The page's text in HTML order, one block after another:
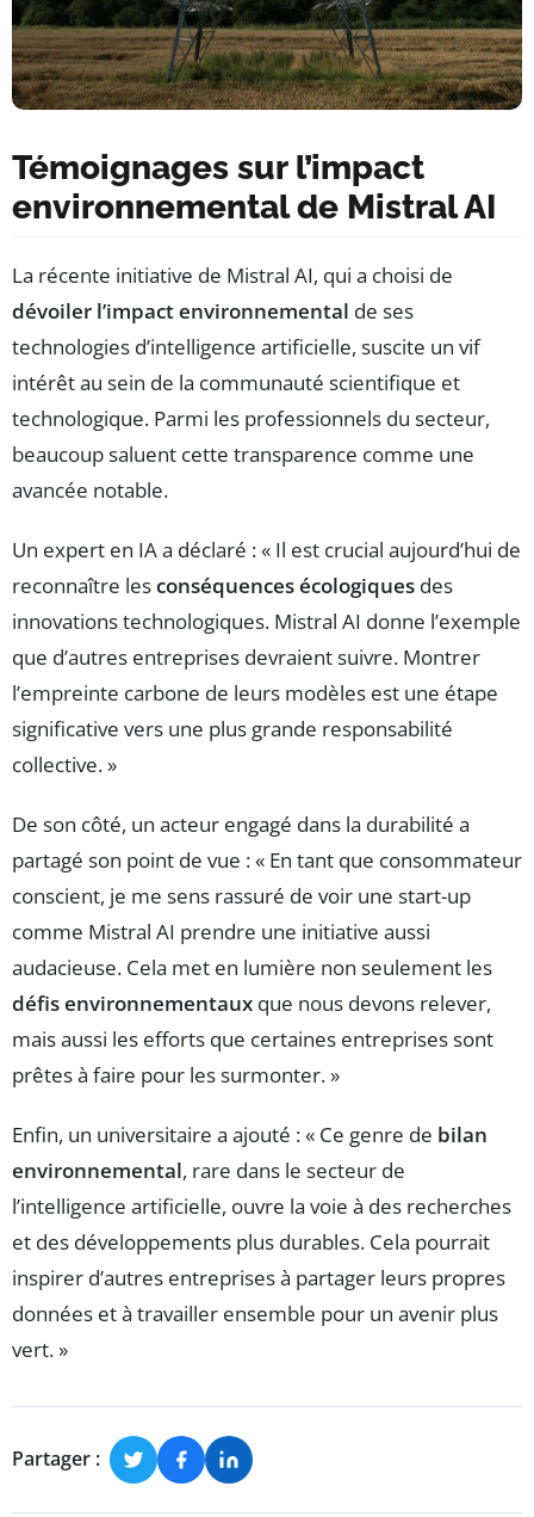
Témoignages sur l’impact
environnemental de Mistral AI
La récente initiative de Mistral AI, qui a choisi de
dévoiler l’impact environnemental de ses
technologies d’intelligence artificielle, suscite un vif
intérêt au sein de la communauté scientifique et
technologique. Parmi les professionnels du secteur,
beaucoup saluent cette transparence comme une
avancée notable.
Un expert en IA a déclaré : « Il est crucial aujourd’hui de
reconnaître lesconséquences écologiques des
innovations technologiques. Mistral AI donne l’exemple
que d’autres entreprises devraient suivre. Montrer
l’empreinte carbone de leurs modèles est une étape
significative vers une plus grande responsabilité
collective. »
De son côté, un acteur engagé dans la durabilité a
partagé son point de vue : « En tant que consommateur
conscient, je me sens rassuré de voir une start-up
comme Mistral AI prendre une initiative aussi
audacieuse. Cela met en lumière non seulement les
défis environnementaux que nous devons relever,
mais aussi les efforts que certaines entreprises sont
prêtes à faire pour les surmonter. »
Enfin, un universitaire a ajouté : « Ce genre de bilan
environnemental, rare dans le secteur de
l’intelligence artificielle, ouvre la voie à des recherches
et des développements plus durables. Cela pourrait
inspirer d’autres entreprises à partager leurs propres
données et à travailler ensemble pour un avenir plus
vert. »
Partager :